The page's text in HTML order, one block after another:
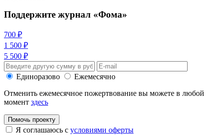
Поддержите журнал «Фома»
700 ₽
1 500 ₽
5 500 ₽
Единоразово
Ежемесячно
Отменить ежемесячное пожертвование вы можете в любой
момент здесь
Помочь проекту
Я соглашаюсь с условиями оферты